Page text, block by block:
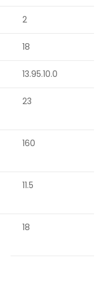
2
18
13.95.10.0
23
160
11.5
18